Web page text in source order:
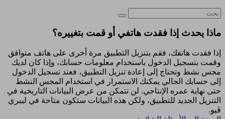
ماذا يحدث إذا فقدت هاتفي أو قمت بتغييره؟
إذا فقدت هاتفك، فقم بتنزيل التطبيق مرة أخرى على هاتف متوافق
وقمت بتسجيل الدخول باستخدام معلومات حسابك، وإذا كان لديك
مجس نشط وتحتاج إلى إعادة تنزيل التطبيق، فعند تسجيل الدخول
إلى حسابك الحالي يمكنك الاستمرار في استخدام المجس النشط
حتى نهاية عمره الإنتاجي. لن تتمكن من عرض البيانات التاريخية في
التنزيل الجديد للتطبيق، ولكن هذه البيانات ستكون متاحة في ليبري
ڤيو.